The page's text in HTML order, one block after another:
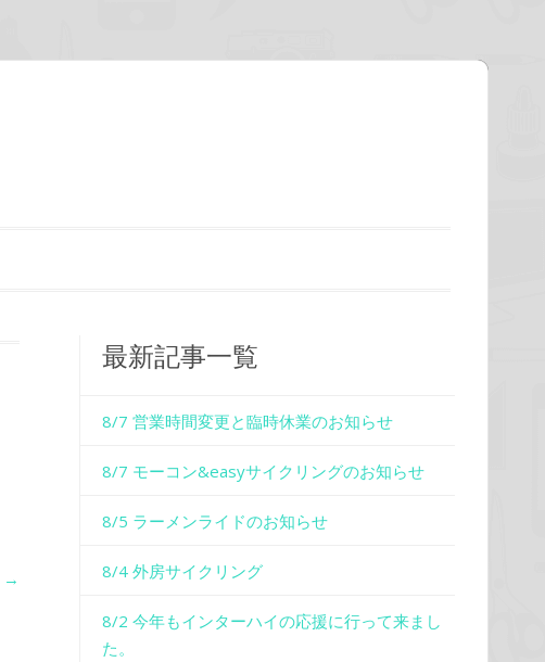
→
最新記事一覧
8/7 営業時間変更と臨時休業のお知らせ
8/7 モーコン&easyサイクリングのお知らせ
8/5 ラーメンライドのお知らせ
8/4 外房サイクリング
8/2 今年もインターハイの応援に行って来まし
た。